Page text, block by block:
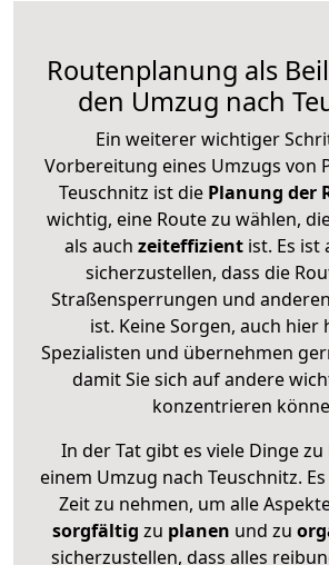
Routenplanung als
den Umzug nach
Ein weiterer wichtiger
Vorbereitung eines Umzugs von
Teuschnitz ist die Planung der
wichtig, eine Route zu wählen,
als auch zeiteffizientist. Es ist
sicherzustellen, dass die
Straßensperrungen und
ist. Keine Sorgen, auch hier
Spezialisten und übernehmen
damit Sie sich auf andere
konzentrieren
In der Tat gibt es viele Dinge
einem Umzug nach Teuschnitz.
Zeit zu nehmen, um alle
sorgfältig zu planen und zu
sicherzustellen, dass alles